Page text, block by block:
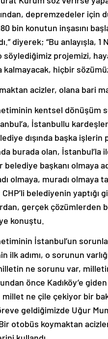
depremzedeler için
bin konutun inşasını
diyerek; “Bu anlayışla, 1
söylediğimiz projemizi,
kalmayacak, hiçbir
İstanbullu
dışında başka
burada olan, İstanbul’la
başkanı olmaya
olmaya, muradı olmaya
belediyenin yaptığı
gerçek çözümlerden
konuştu.
ilk adımı, o sorunun
ne sorunu var,
önce Kadıköy’e
ne çile çekiyor bir
geldiğimizde Uğur
otobüs koymaktan
kullandı.